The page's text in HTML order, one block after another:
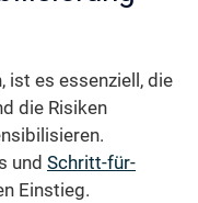
ist es essenziell, die
die Risiken
und Schritt-für-
Einstieg.